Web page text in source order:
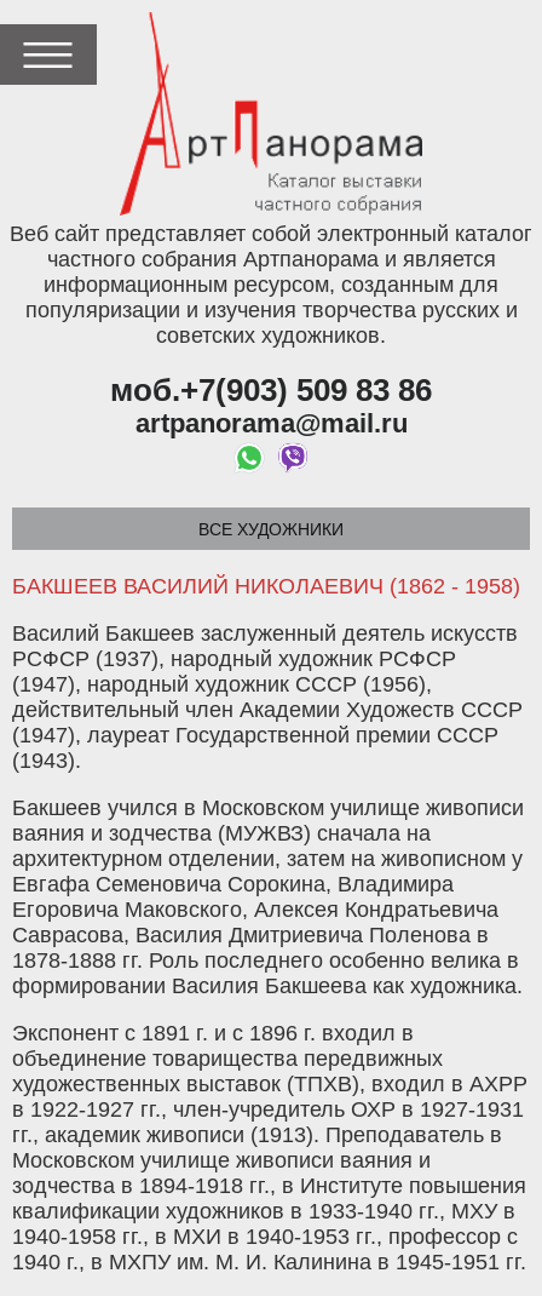
Веб сайт представляет собой электронный каталог
частного собрания Артпанорама и является
информационным ресурсом, созданным для
популяризации и изучения творчества русских и
советских художников.
моб.+7(903) 509 83 86
artpanorama@mail.ru
ВСЕ ХУДОЖНИКИ
БАКШЕЕВ ВАСИЛИЙ НИКОЛАЕВИЧ (1862 - 1958)
Василий Бакшеев заслуженный деятель искусств
РСФСР (1937), народный художник РСФСР
(1947), народный художник СССР (1956),
действительный член Академии Художеств СССР
(1947), лауреат Государственной премии СССР
(1943).
Бакшеев учился в Московском училище живописи
ваяния и зодчества (МУЖВЗ) сначала на
архитектурном отделении, затем на живописном у
Евгафа Семеновича Сорокина, Владимира
Егоровича Маковского, Алексея Кондратьевича
Саврасова, Василия Дмитриевича Поленова в
1878-1888 гг. Роль последнего особенно велика в
формировании Василия Бакшеева как художника.
Экспонент с 1891 г. и с 1896 г. входил в
объединение товарищества передвижных
художественных выставок (ТПХВ), входил в АХРР
в 1922-1927 гг., член-учредитель ОХР в 1927-1931
гг., академик живописи (1913). Преподаватель в
Московском училище живописи ваяния и
зодчества в 1894-1918 гг., в Институте повышения
квалификации художников в 1933-1940 гг., МХУ в
1940-1958 гг., в МХИ в 1940-1953 гг., профессор с
1940 г., в МХПУ им. М. И. Калинина в 1945-1951 гг.